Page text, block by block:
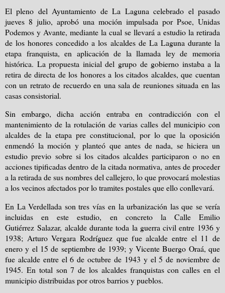
El pleno del Ayuntamiento de La Laguna celebrado el pasado
jueves 8 julio, aprobó una moción impulsada por Psoe, Unidas
Podemos y Avante, mediante la cual se llevará a estudio la retirada
de los honores concedido a los alcaldes de La Laguna durante la
etapa franquista, en aplicación de la llamada ley de memoria
histórica. La propuesta inicial del grupo de gobierno instaba a la
retira de directa de los honores a los citados alcaldes, que cuentan
con un retrato de recuerdo en una sala de reuniones situada en las
casas consistorial.
Sin embargo, dicha acción entraba en contradicción con el
mantenimiento de la rotulación de varias calles del municipio con
alcaldes de la etapa pre constitucional, por lo que la oposición
enmendó la moción y planteó que antes de nada, se hiciera un
estudio previo sobre si los citados alcaldes participaron o no en
acciones tipificadas dentro de la citada normativa, antes de proceder
a la retirada de sus nombres del callejero, lo que provocará molestias
a los vecinos afectados por lo tramites postales que ello conllevará.
En La Verdellada son tres vías en la urbanización las que se vería
incluidas en este estudio, en concreto la Calle Emilio
Gutiérrez Salazar, alcalde durante toda la guerra civil entre 1936 y
1938; Arturo Vergara Rodríguez que fue alcalde entre el 11 de
enero y el 15 de septiembre de 1939; y Vicente Buergo Oraá, que
fue alcalde entre el 6 de octubre de 1943 y el 5 de noviembre de
1945. En total son 7 de los alcaldes franquistas con calles en el
municipio distribuidas por otros barrios y pueblos.